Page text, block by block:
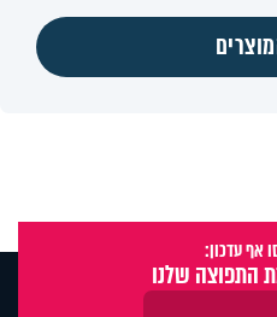
אף עדכון:
התפוצה שלנו